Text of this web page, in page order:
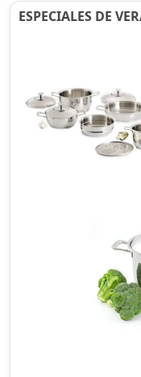
ESPECIALES DE